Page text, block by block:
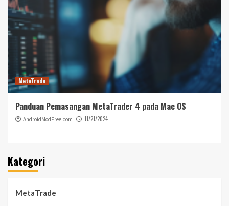
MetaTrade
Panduan Pemasangan MetaTrader 4 pada Mac OS
AndroidModFree.com 11/21/2024
Kategori
MetaTrade